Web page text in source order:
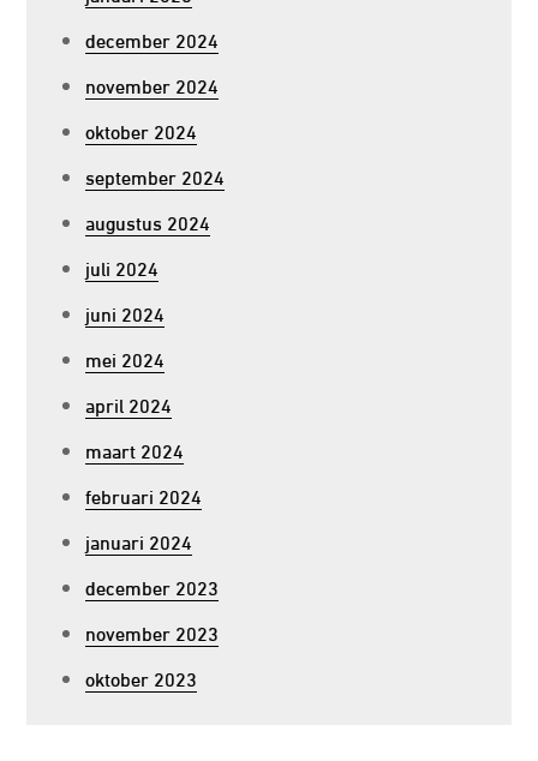
december 2024
november 2024
oktober 2024
september 2024
augustus 2024
juli 2024
juni 2024
mei 2024
april 2024
maart 2024
februari 2024
januari 2024
december 2023
november 2023
oktober 2023